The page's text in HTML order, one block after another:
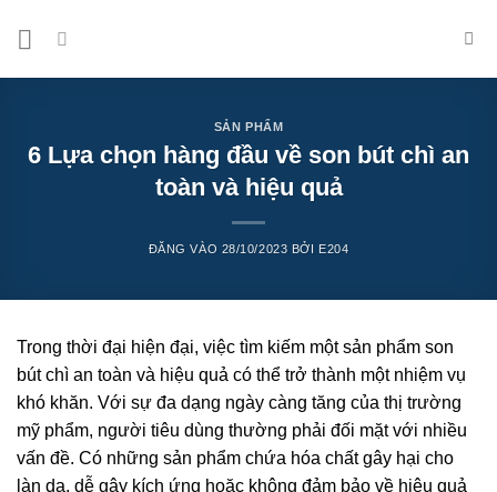
SẢN PHẨM
6 Lựa chọn hàng đầu về son bút chì an
toàn và hiệu quả
ĐĂNG VÀO 28/10/2023 BỞI E204
Trong thời đại hiện đại, việc tìm kiếm một sản phẩm son
bút chì an toàn và hiệu quả có thể trở thành một nhiệm vụ
khó khăn. Với sự đa dạng ngày càng tăng của thị trường
mỹ phẩm, người tiêu dùng thường phải đối mặt với nhiều
vấn đề. Có những sản phẩm chứa hóa chất gây hại cho
làn da, dễ gây kích ứng hoặc không đảm bảo về hiệu quả